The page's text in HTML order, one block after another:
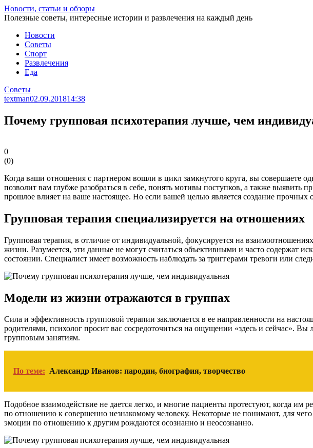
Перейти
к
Новости, статьи и обзоры
Полезные советы, интересные истории и развлечения на каждый день
Новости
Советы
Спорт
Развлечения
Еда
Советы
textman02.09.201814:38
Почему групповая психотерапия лучше, чем
0
(0)
Когда ваши отношения с партнером вошли в цикл замкнутого круга, вы совершаете
позволит вам глубже разобраться в себе, понять мотивы поступков, а также выявить
прошлое влияет на ваше настоящее. Но если вашей целью является создание прочных
Групповая терапия специализируется на отношениях
Групповая терапия, в отличие от индивидуальной, фокусируется на
жизни. Разумеется, эти данные не могут считаться объективными и часто содержат
состоянии. Специалист имеет возможность наблюдать за триггерами тревоги или
Модели из жизни отражаются в группах
Сила и эффективность групповой терапии заключается в ее направленности на
родителями, психолог просит вас сосредоточиться на ощущении «здесь и сейчас».
групповым занятиям.
По теме: Александр Иванов: пародии, биография, творчество
Подобное взаимодействие не дается легко, и многие пациенты протестуют, когда
по отношению к совершенно незнакомому человеку. Некоторые не понимают, для
эмоции по отношению к другим рождаются осознанно и неосознанно.